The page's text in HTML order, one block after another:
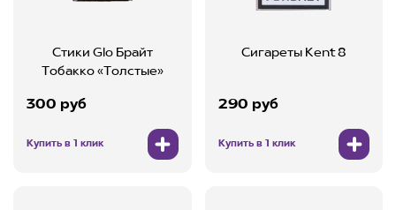
Стики Glo Брайт
Тобакко «Толстые»
300 руб
Купить в 1 клик
Сигареты Kent 8
290 руб
Купить в 1 клик